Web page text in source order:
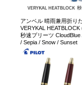
アンベル 晴雨兼用折り
VERYKAL HEATBLOCK
秒速プリーツ
/ Sepia / Snow / Sunset